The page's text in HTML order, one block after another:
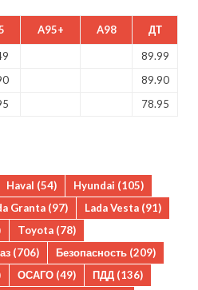
A95+ A98 ДТ
89.99
89.90
78.95
Haval (54) Hyundai (105)
Granta (97) Lada Vesta (91)
Toyota (78)
(706) Безопасность (209)
ОСАГО (49) ПДД (136)